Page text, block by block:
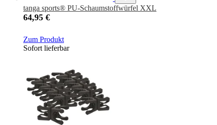
tanga sports® PU-Schaumstoffwürfel XXL
64,95 €
Zum Produkt
Sofort lieferbar